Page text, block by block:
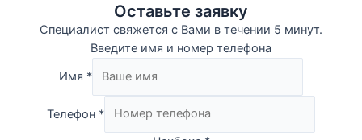
Оставьте заявку
Специалист свяжется с Вами в течении 5 минут.
Введите имя и номер телефона
Имя *
Телефон *